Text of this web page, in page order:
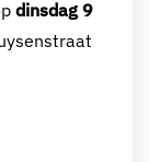
dinsdag 9